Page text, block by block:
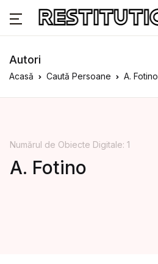
Autori
Acasă Caută Persoane A. Fotino
Numărul de Obiecte Digitale: 1
A. Fotino